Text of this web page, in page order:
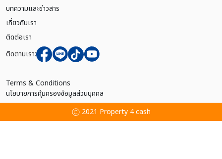
บทความและข่าวสาร
เกี่ยวกับเรา
ติดต่อเรา
ติดตามเรา:
Terms & Conditions
นโยบายการคุ้มครองข้อมูลส่วนบุคคล
2021 Property 4 cash